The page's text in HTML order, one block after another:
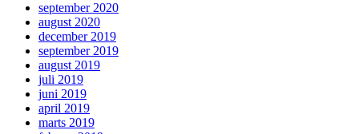
september 2020
august 2020
december 2019
september 2019
august 2019
juli 2019
juni 2019
april 2019
marts 2019